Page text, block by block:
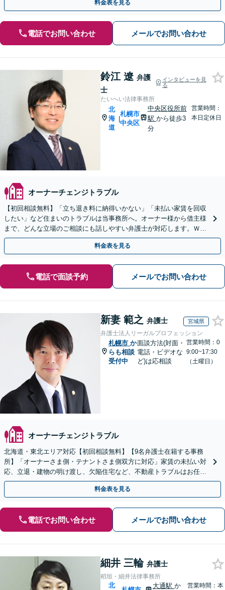
料金表を見る
電話でお問い合わせ メールでお問い合わせ
鈴江 遼 弁護
士
インタビューを見
る
たいへい法律事務所
北
海
道
|
札幌市
中央区
中央区役所前
駅 から徒歩3
分
営業時間：
本日定休日
オーナーチェンジトラブル
【初回相談無料】「立ち退き料に納得いかない」「未払い家賃を回収
したい」など住まいのトラブルは当事務所へ。オーナー様から借主様
まで、どんな立場のご相談にも話しやすい弁護士が対応します。ＷＥ
Ｂ面談可。まずはご相談ください。
料金表を見る
電話で面談予約 メールでお問い合わせ
新妻 範之 弁護士 宮城県
弁護士法人リーガルプロフェッション
札幌市 か
らも相談
受付中
面談方法(対面・
電話・ビデオな
ど)は応相談
営業時間：0
9:00~17:30
（土曜日）
オーナーチェンジトラブル
北海道・東北エリア対応【初回相談無料】【9名弁護士在籍する事務
所】「オーナーさま側・テナントさま側双方に対応」家賃の未払い対
応、立退・建物の明け渡し、欠陥住宅など、不動産トラブルはお任せ
ください「早期相談で損失を最小限に」
料金表を見る
電話でお問い合わせ メールでお問い合わせ
細井 三輪 弁護士
稻垣・細井法律事務所
北
大通駅 か
営業時間：本